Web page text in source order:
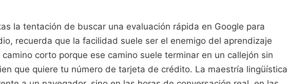
la tentación de buscar una evaluación rápida en Google para
recuerda que la facilidad suele ser el enemigo del aprendizaje
corto porque ese camino suele terminar en un callejón sin
que quiere tu número de tarjeta de crédito. La maestría lingüística